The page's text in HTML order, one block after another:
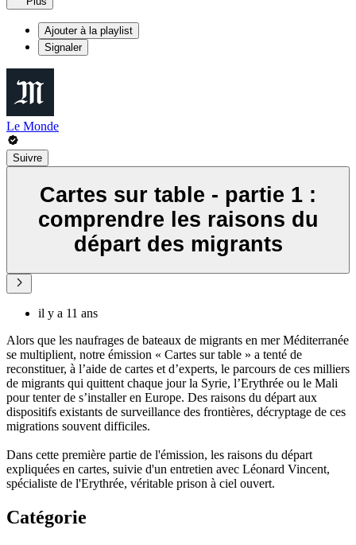
Ajouter à la playlist
Signaler
Le Monde
Suivre
Cartes sur table - partie 1 :
comprendre les raisons du
départ des migrants
il y a 11 ans
Alors que les naufrages de bateaux de migrants en mer Méditerranée
se multiplient, notre émission « Cartes sur table » a tenté de
reconstituer, à l’aide de cartes et d’experts, le parcours de ces milliers
de migrants qui quittent chaque jour la Syrie, l’Erythrée ou le Mali
pour tenter de s’installer en Europe. Des raisons du départ aux
dispositifs existants de surveillance des frontières, décryptage de ces
migrations souvent difficiles.
Dans cette première partie de l'émission, les raisons du départ
expliquées en cartes, suivie d'un entretien avec Léonard Vincent,
spécialiste de l'Erythrée, véritable prison à ciel ouvert.
Catégorie